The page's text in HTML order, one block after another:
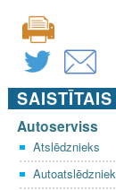
Autoserviss
Atslēdznieks